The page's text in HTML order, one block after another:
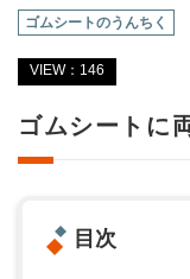
ゴムシートのうんちく
VIEW：146
ゴムシートに
目次